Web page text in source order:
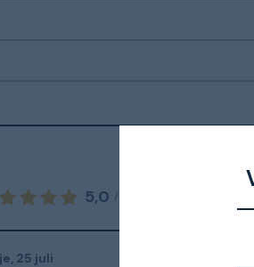
5,0 /
, 25 juli